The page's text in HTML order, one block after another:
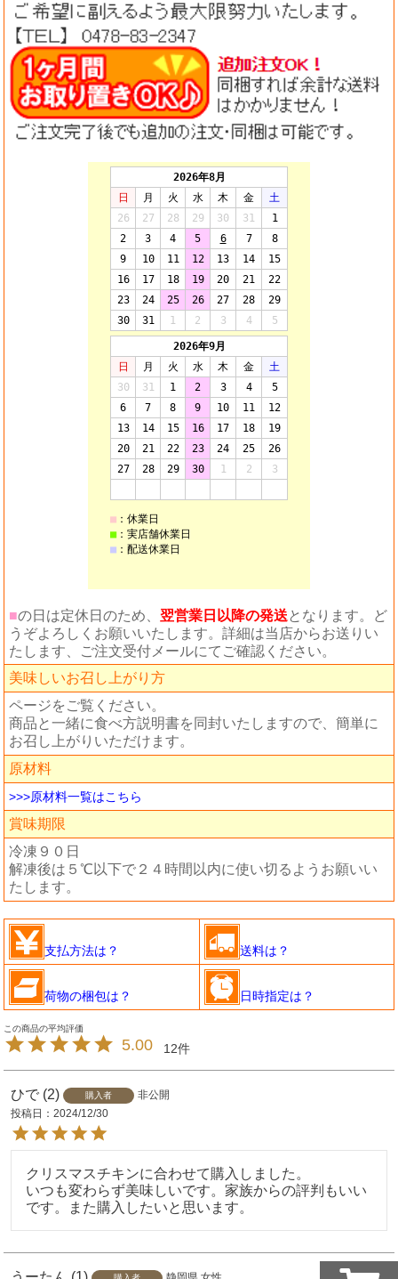
■の日は定休日のため、 翌営業日以降の発送 となります。ど
うぞよろしくお願いいたします。詳細は当店からお送りい
たします、ご注文受付メールにてご確認ください。
美味しいお召し上がり方
ページをご覧ください。
商品と一緒に食べ方説明書を同封いたしますので、簡単に
お召し上がりいただけます。
原材料
>>>原材料一覧はこちら
賞味期限
冷凍９０日
解凍後は５℃以下で２４時間以内に使い切るようお願いい
たします。
支払方法は？ 送料は？
荷物の梱包は？ 日時指定は？
5.00 12
ひで 2 購入者
非公開
投稿日
2024/12/30
クリスマスチキンに合わせて購入しました。
いつも変わらず美味しいです。家族からの評判もいい
です。また購入したいと思います。